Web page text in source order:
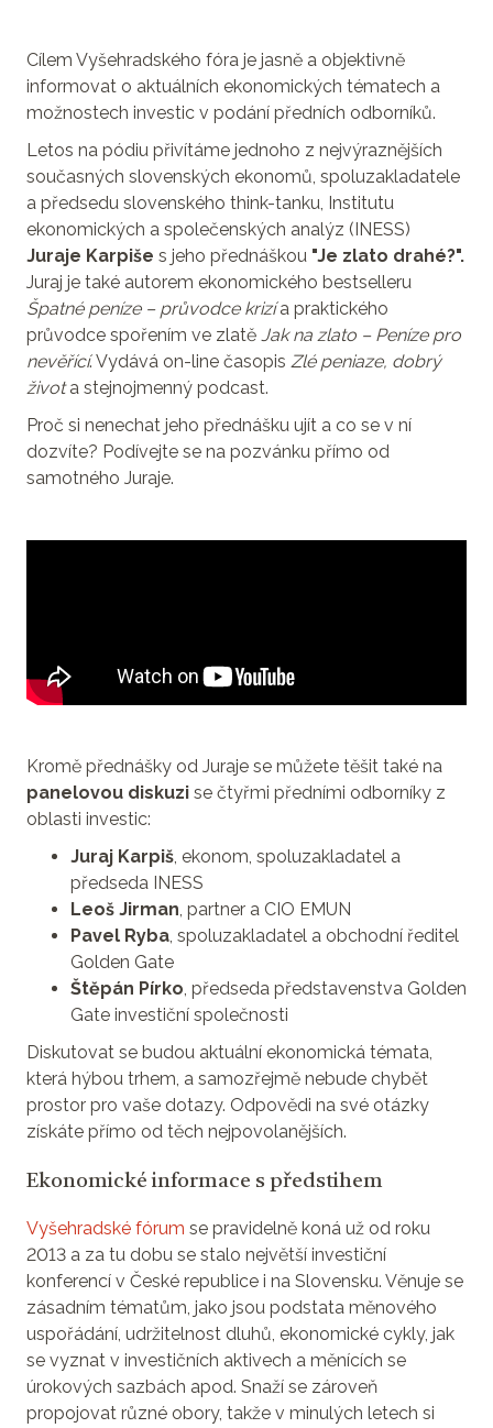
Cílem Vyšehradského fóra je jasně a objektivně
informovat o aktuálních ekonomických tématech a
možnostech investic v podání předních odborníků.
Letos na pódiu přivítáme jednoho z nejvýraznějších
současných slovenských ekonomů, spoluzakladatele
a předsedu slovenského think-tanku, Institutu
ekonomických a společenských analýz (INESS)
Juraje Karpiše s jeho přednáškou "Je zlato drahé?".
Juraj je také autorem ekonomického bestselleru
Špatné peníze – průvodce krizía praktického
průvodce spořením ve zlatě Jak na zlato – Peníze pro
nevěřící. Vydává on-line časopis Zlé peniaze, dobrý
života stejnojmenný podcast.
Proč si nenechat jeho přednášku ujít a co se v ní
dozvíte? Podívejte se na pozvánku přímo od
samotného Juraje.
Kromě přednášky od Juraje se můžete těšit také na
panelovou diskuzi se čtyřmi předními odborníky z
oblasti investic:
Juraj Karpiš, ekonom, spoluzakladatel a
předseda INESS
Leoš Jirman, partner a CIO EMUN
Pavel Ryba, spoluzakladatel a obchodní ředitel
Golden Gate
Štěpán Pírko, předseda představenstva Golden
Gate investiční společnosti
Diskutovat se budou aktuální ekonomická témata,
která hýbou trhem, a samozřejmě nebude chybět
prostor pro vaše dotazy. Odpovědi na své otázky
získáte přímo od těch nejpovolanějších.
Ekonomické informace s předstihem
Vyšehradské fórum se pravidelně koná už od roku
2013 a za tu dobu se stalo největší investiční
konferencí v České republice i na Slovensku. Věnuje se
zásadním tématům, jako jsou podstata měnového
uspořádání, udržitelnost dluhů, ekonomické cykly, jak
se vyznat v investičních aktivech a měnících se
úrokových sazbách apod. Snaží se zároveň
propojovat různé obory, takže v minulých letech si